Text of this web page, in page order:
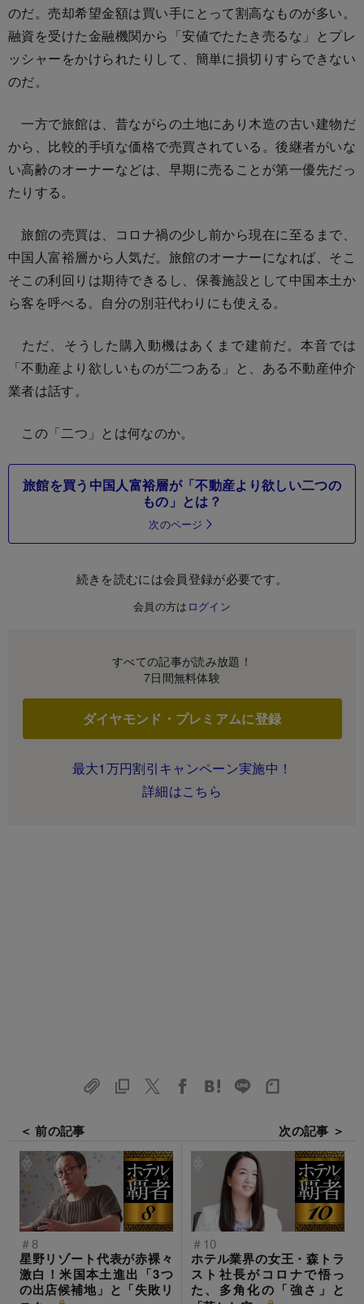
のだ。売却希望金額は買い手にとって割高なものが多い。
融資を受けた金融機関から「安値でたたき売るな」とプレ
ッシャーをかけられたりして、簡単に損切りすらできない
のだ。
一方で旅館は、昔ながらの土地にあり木造の古い建物だ
から、比較的手頃な価格で売買されている。後継者がいな
い高齢のオーナーなどは、早期に売ることが第一優先だっ
たりする。
旅館の売買は、コロナ禍の少し前から現在に至るまで、
中国人富裕層から人気だ。旅館のオーナーになれば、そこ
そこの利回りは期待できるし、保養施設として中国本土か
ら客を呼べる。自分の別荘代わりにも使える。
ただ、そうした購入動機はあくまで建前だ。本音では
「不動産より欲しいものが二つある」と、ある不動産仲介
業者は話す。
この「二つ」とは何なのか。
旅館を買う中国人富裕層が「不動産より欲しい二つの
もの」とは？
次のページ
続きを読むには会員登録が必要です。
会員の方は ログイン
すべての記事が読み放題！
7日間無料体験
ダイヤモンド・プレミアムに登録
最大1万円割引キャンペーン実施中！
詳細はこちら
＜ 前の記事
＃8
星野リゾート代表が赤裸々
激白！米国本土進出「3つ
の出店候補地」と「失敗リ
次の記事 ＞
＃10
ホテル業界の女王・森トラ
スト社長がコロナで悟っ
た、多角化の「強さ」と